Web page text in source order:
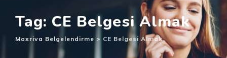
Tag: CE Belgesi Almak
Maxriva Belgelendirme > CE Belgesi Almak